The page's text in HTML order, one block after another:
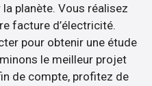
planète. Vous réalisez
facture d’électricité.
pour obtenir une étude
le meilleur projet
de compte, profitez de